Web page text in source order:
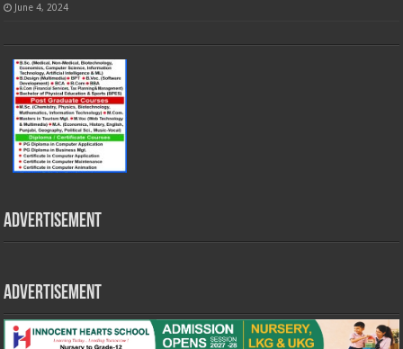
June 4, 2024
Advertisement
Advertisement